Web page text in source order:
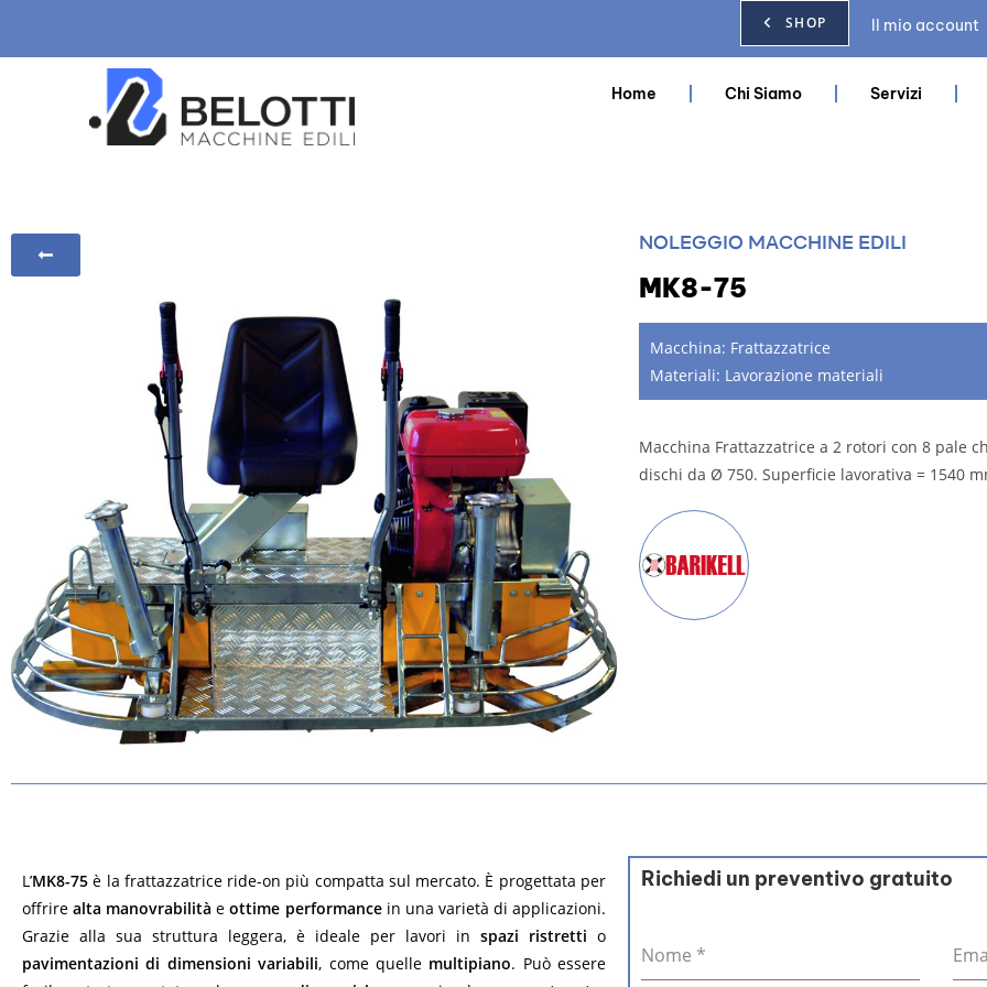
SHOP Il mio account
Home Chi Siamo Servizi
NOLEGGIO MACCHINE EDILI
MK8-75
Macchina: Frattazzatrice
Materiali: Lavorazione materiali
Macchina Frattazzatrice a 2 rotori con 8 pale
dischi da Ø 750. Superficie lavorativa = 1540
L’MK8-75 è la frattazzatrice ride-on più compatta sul mercato. È progettata per
offrirealta manovrabilità eottime performancein una varietà di applicazioni.
Grazie alla sua struttura leggera, è ideale per lavori in spazi ristretti o
pavimentazioni di dimensioni variabili, come quelle multipiano. Può essere
Richiedi un preventivo gratuito
Nome *